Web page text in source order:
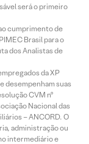
será o primeiro
cumprimento de
Brasil para o
dos Analistas de
da XP
desempenham suas
CVM nº
Nacional das
– ANCORD. O
administração ou
intermediário e